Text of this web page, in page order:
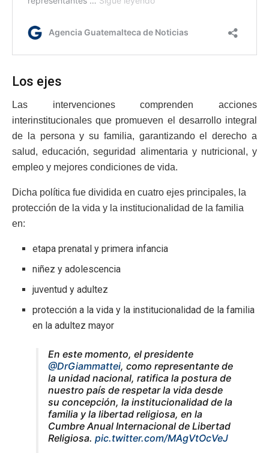
Los ejes
Las intervenciones comprenden acciones
interinstitucionales que promueven el desarrollo integral
de la persona y su familia, garantizando el derecho a
salud, educación, seguridad alimentaria y nutricional, y
empleo y mejores condiciones de vida.
Dicha política fue dividida en cuatro ejes principales, la
protección de la vida y la institucionalidad de la familia
en:
etapa prenatal y primera infancia
niñez y adolescencia
juventud y adultez
protección a la vida y la institucionalidad de la familia
en la adultez mayor
En este momento, el presidente
@DrGiammattei, como representante de
la unidad nacional, ratifica la postura de
nuestro país de respetar la vida desde
su concepción, la institucionalidad de la
familia y la libertad religiosa, en la
Cumbre Anual Internacional de Libertad
Religiosa. pic.twitter.com/MAgVtOcVeJ